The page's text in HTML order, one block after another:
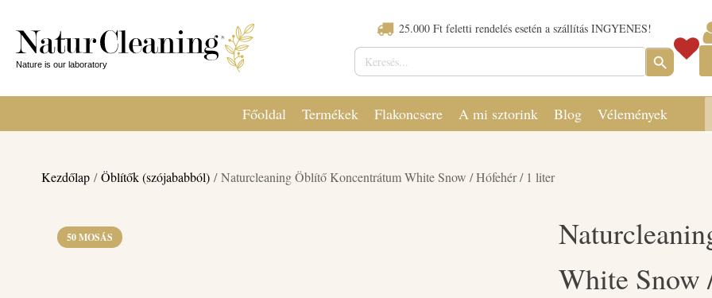
25.000 Ft feletti rendelés esetén a szállítás INGYENES!
Keresés:
SEARCH
BUTTON
Főoldal Termékek Flakoncsere A mi sztorink Blog Vélemények
Kezdőlap /Öblítők (szójababból) / Naturcleaning Öblítő Koncentrátum White Snow / Hófehér / 1 liter
50 MOSÁS
White Snow